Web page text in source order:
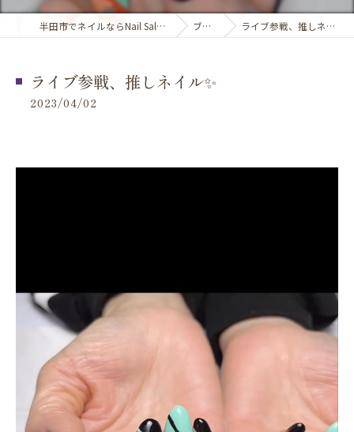
半田市でネイルならNail Salon 花梨 ブログ ライブ参戦、推しネイル✨️
ライブ参戦、推しネイル✨️
2023/04/02